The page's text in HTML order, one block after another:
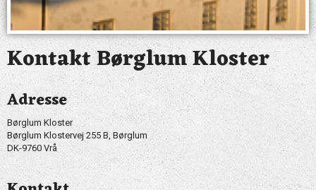
Kontakt Børglum Kloster
Adresse
Børglum Kloster
Børglum Klostervej 255 B, Børglum
DK-9760 Vrå